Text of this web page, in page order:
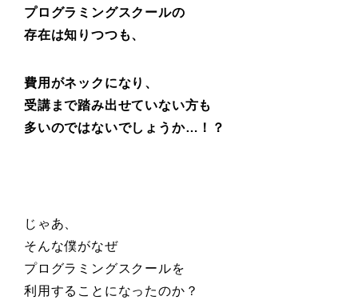
プログラミングスクールの
存在は知りつつも、
費用がネックになり、
受講まで踏み出せていない方も
多いのではないでしょうか…！？
じゃあ、
そんな僕がなぜ
プログラミングスクールを
利用することになったのか？